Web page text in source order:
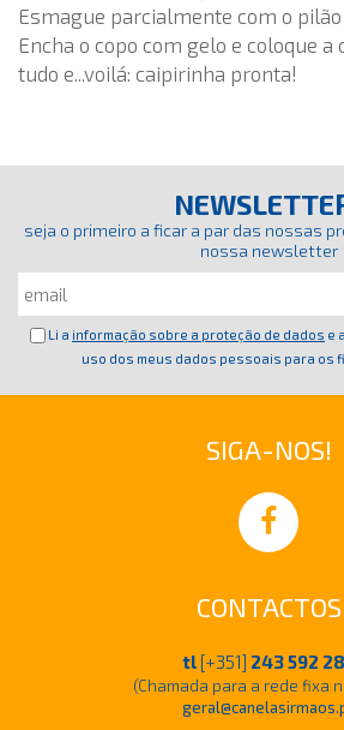
Esmague parcialmente com o
Encha o copo com gelo e coloque a
tudo e...voilá: caipirinha pronta!
seja o primeiro a ficar a par das nossas
nossa newsletter
Li a informação sobre a proteção de dados e
uso dos meus dados pessoais para os
SIGA-NOS!
CONTACTOS
tl[+351] 243 592
(Chamada para a rede fixa